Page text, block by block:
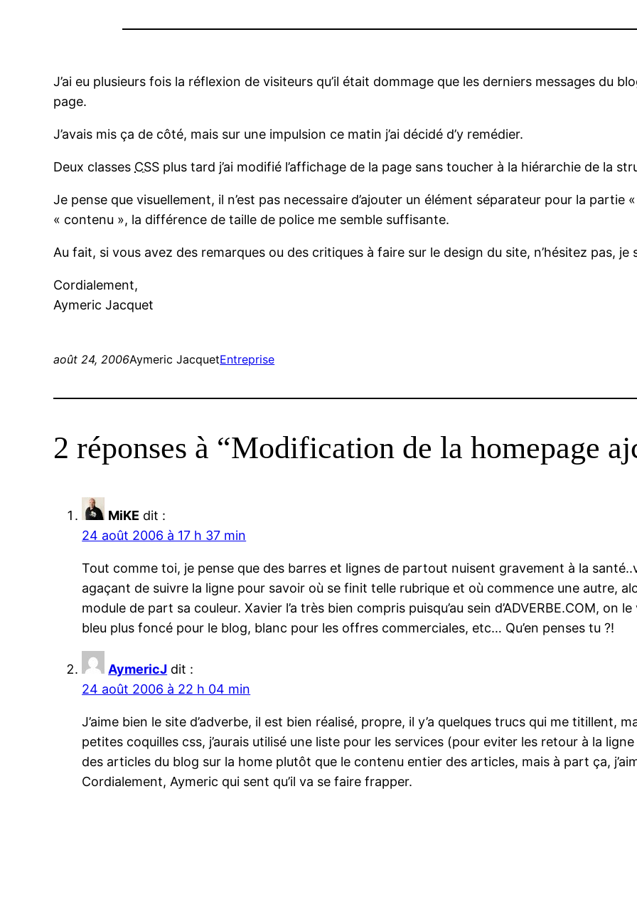
J’ai eu plusieurs fois la réflexion de visiteurs qu’il était dommage que les derniers messages du
page.
J’avais mis ça de côté, mais sur une impulsion ce matin j’ai décidé d’y remédier.
Deux classes CSS plus tard j’ai modifié l’affichage de la page sans toucher à la hiérarchie de la
Je pense que visuellement, il n’est pas necessaire d’ajouter un élément séparateur pour la partie
« contenu », la différence de taille de police me semble suffisante.
Au fait, si vous avez des remarques ou des critiques à faire sur le design du site, n’hésitez pas,
Cordialement,
Aymeric Jacquet
août 24, 2006Aymeric JacquetEntreprise
2 réponses à “Modification de la homepage
MiKE dit :
24 août 2006 à 17 h 37 min
Tout comme toi, je pense que des barres et lignes de partout nuisent gravement à la
agaçant de suivre la ligne pour savoir où se finit telle rubrique et où commence une autre,
module de part sa couleur. Xavier l’a très bien compris puisqu’au sein d’ADVERBE.COM,
bleu plus foncé pour le blog, blanc pour les offres commerciales, etc… Qu’en penses tu ?!
AymericJ dit :
24 août 2006 à 22 h 04 min
J’aime bien le site d’adverbe, il est bien réalisé, propre, il y’a quelques trucs qui me titillent,
petites coquilles css, j’aurais utilisé une liste pour les services (pour eviter les retour à la
des articles du blog sur la home plutôt que le contenu entier des articles, mais à part ça,
Cordialement, Aymeric qui sent qu’il va se faire frapper.